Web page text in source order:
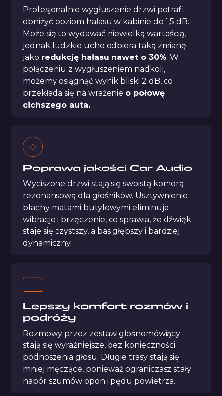
Profesjonalnie wygłuszenie drzwi potrafi
obniżyć poziom hałasu w kabinie do 1,5 dB.
Może się to wydawać niewielką wartością,
jednak ludzkie ucho odbiera taką zmianę
jako redukcję hałasu nawet o 30%. W
połączeniu z wygłuszeniem nadkoli,
możemy osiągnąć wynik bliski 2 dB, co
przekłada się na wrażenie o połowę
cichszego auta.
Poprawa jakościCar Audio
Wyciszone drzwi stają się swoistą komorą
rezonansową dla głośników. Usztywnienie
blachy matami butylowymi eliminuje
wibracje i brzęczenie, co sprawia, że dźwięk
staje się czystszy, a bas głębszy i bardziej
dynamiczny.
Lepszy komfort rozmów i
podróży
Rozmowy przez zestaw głośnomówiący
stają się wyraźniejsze, bez konieczności
podnoszenia głosu. Długie trasy stają się
mniej męczące, ponieważ ograniczasz stały
napór szumów opon i pędu powietrza.